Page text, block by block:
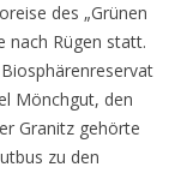
des „Grünen
nach Rügen statt.
Mönchgut, den
Granitz gehörte
zu den